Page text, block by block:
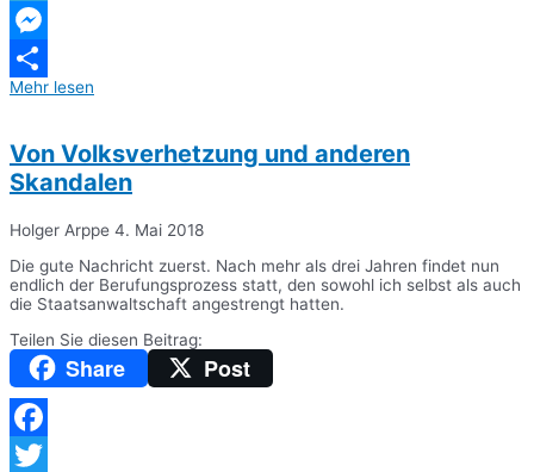
Telegram
Messenger
Teilen
Mehr lesen
Von Volksverhetzung und anderen
Skandalen
Holger Arppe 4. Mai 2018
Die gute Nachricht zuerst. Nach mehr als drei Jahren findet nun
endlich der Berufungsprozess statt, den sowohl ich selbst als auch
die Staatsanwaltschaft angestrengt hatten.
Teilen Sie diesen Beitrag:
Share Post
Facebook